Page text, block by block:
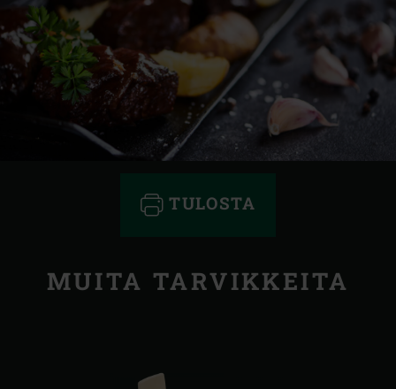
TULOSTA
MUITA TARVIKKEITA